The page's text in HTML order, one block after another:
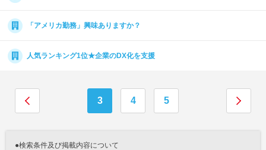
「アメリカ勤務」興味ありますか？
人気ランキング1位★企業のDX化を支援
3 4 5
●検索条件及び掲載内容について